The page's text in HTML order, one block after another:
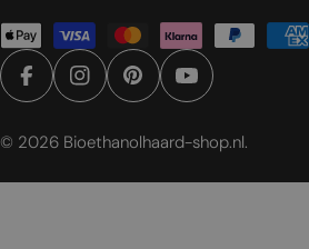
Betaalmethoden
FacebookInstagramPinterestYouTube
© 2026 Bioethanolhaard-shop.nl.